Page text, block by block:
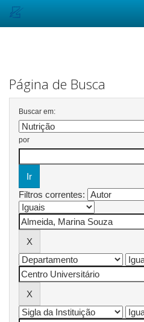
Página de Busca
Buscar em:
por
Filtros correntes: